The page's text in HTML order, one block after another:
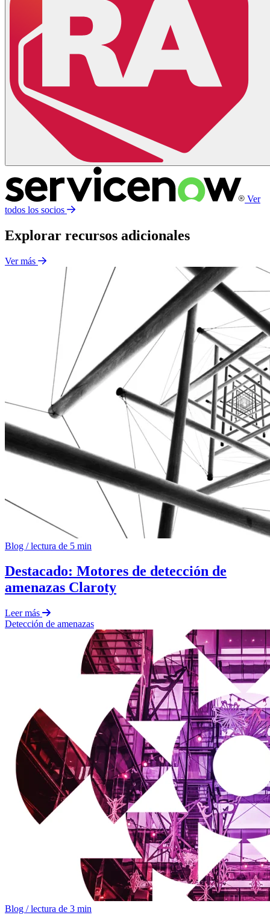
Ver
todos los socios
Explorar recursos adicionales
Ver más
Blog /lectura de 5 min
Destacado: Motores de detección de
amenazas Claroty
Leer más
Detección de amenazas
Blog /lectura de 3 min